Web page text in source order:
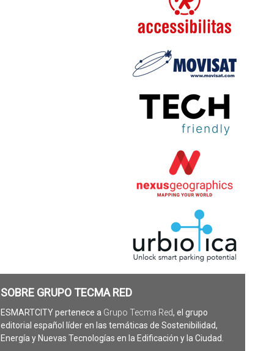
SOBRE GRUPO TECMA RED
ESMARTCITY pertenece a Grupo Tecma Red, el grupo
editorial español líder en las temáticas de Sostenibilidad,
Energía y Nuevas Tecnologías en la Edificación y la Ciudad.